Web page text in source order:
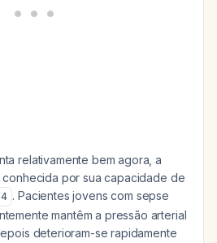
relativamente bem agora, a
por sua capacidade de
4 . Pacientes jovens com sepse
mantêm a pressão arterial
deterioram-se rapidamente